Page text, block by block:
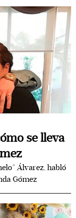
se lleva
Álvarez, habló
Gómez